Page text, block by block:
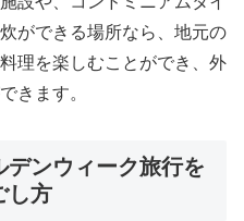
ができる場所なら、地元の
理を楽しむことができ、外
きます。
デンウィーク旅行を
し方